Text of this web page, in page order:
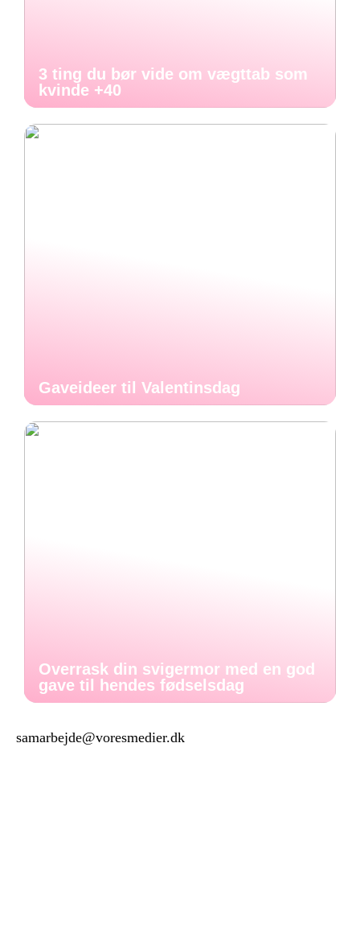
3 ting du bør vide om vægttab som
kvinde +40
Gaveideer til Valentinsdag
Overrask din svigermor med en god
gave til hendes fødselsdag
samarbejde@voresmedier.dk